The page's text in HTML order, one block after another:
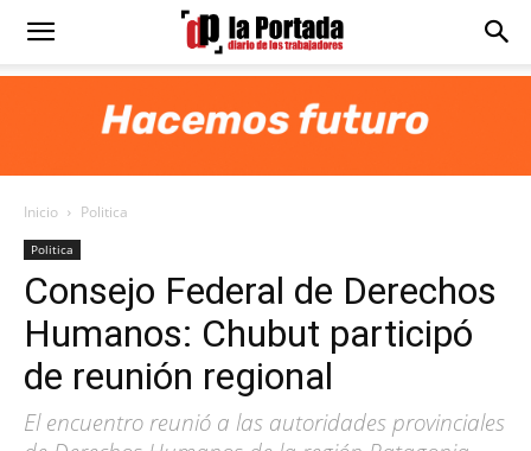
Diario
Portada
Inicio Politica
Politica
Consejo Federal de Derechos
Humanos: Chubut participó
de reunión regional
El encuentro reunió a las autoridades provinciales